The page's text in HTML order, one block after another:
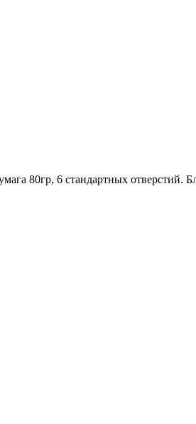
80гр, 6 стандартных отверстий.